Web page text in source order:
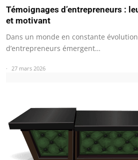
Témoignages d’entrepreneurs :
et motivant
Dans un monde en constante
d’entrepreneurs émergent…
27 mars 2026